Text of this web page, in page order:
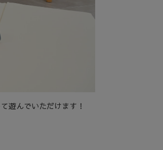
遊んでいただけます！